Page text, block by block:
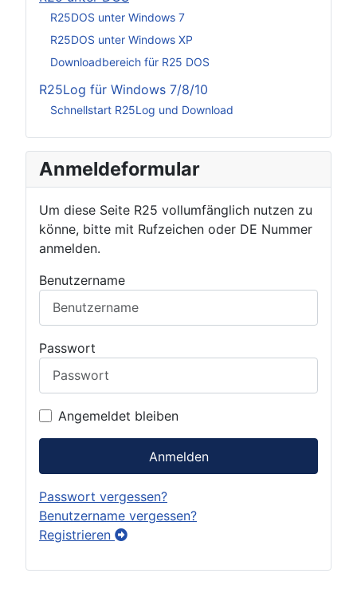
R25DOS unter Windows 7
R25DOS unter Windows XP
Downloadbereich für R25 DOS
R25Log für Windows 7/8/10
Schnellstart R25Log und Download
Anmeldeformular
Um diese Seite R25 vollumfänglich nutzen zu
könne, bitte mit Rufzeichen oder DE Nummer
anmelden.
Benutzername
Passwort
Angemeldet bleiben
Anmelden
Passwort vergessen?
Benutzername vergessen?
Registrieren